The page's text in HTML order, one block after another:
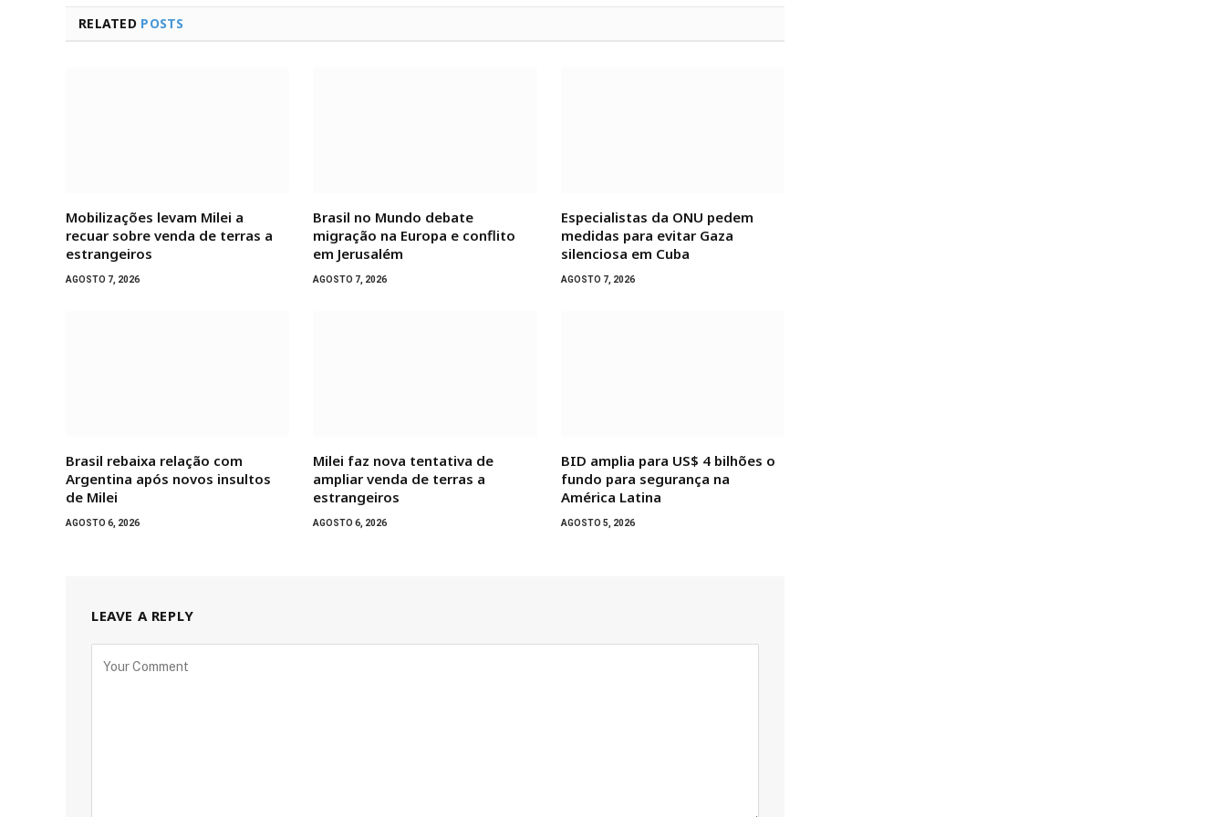
RELATED POSTS
Mobilizações levam Milei a
recuar sobre venda de terras a
estrangeiros
AGOSTO 7, 2026
Brasil no Mundo debate
migração na Europa e conflito
em Jerusalém
AGOSTO 7, 2026
Especialistas da ONU pedem
medidas para evitar Gaza
silenciosa em Cuba
AGOSTO 7, 2026
Brasil rebaixa relação com
Argentina após novos insultos
de Milei
AGOSTO 6, 2026
Milei faz nova tentativa de
ampliar venda de terras a
estrangeiros
AGOSTO 6, 2026
BID amplia para US$ 4 bilhões o
fundo para segurança na
América Latina
AGOSTO 5, 2026
LEAVE A REPLY